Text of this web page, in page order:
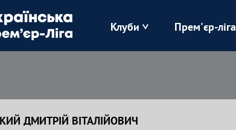
Клуби
Карпати
Прем'єр-ліга
ДМИТРІЙ ВІТАЛІЙОВИЧ